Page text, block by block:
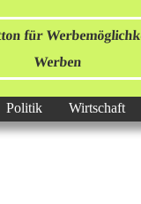
Werben
Politik Wirtschaft